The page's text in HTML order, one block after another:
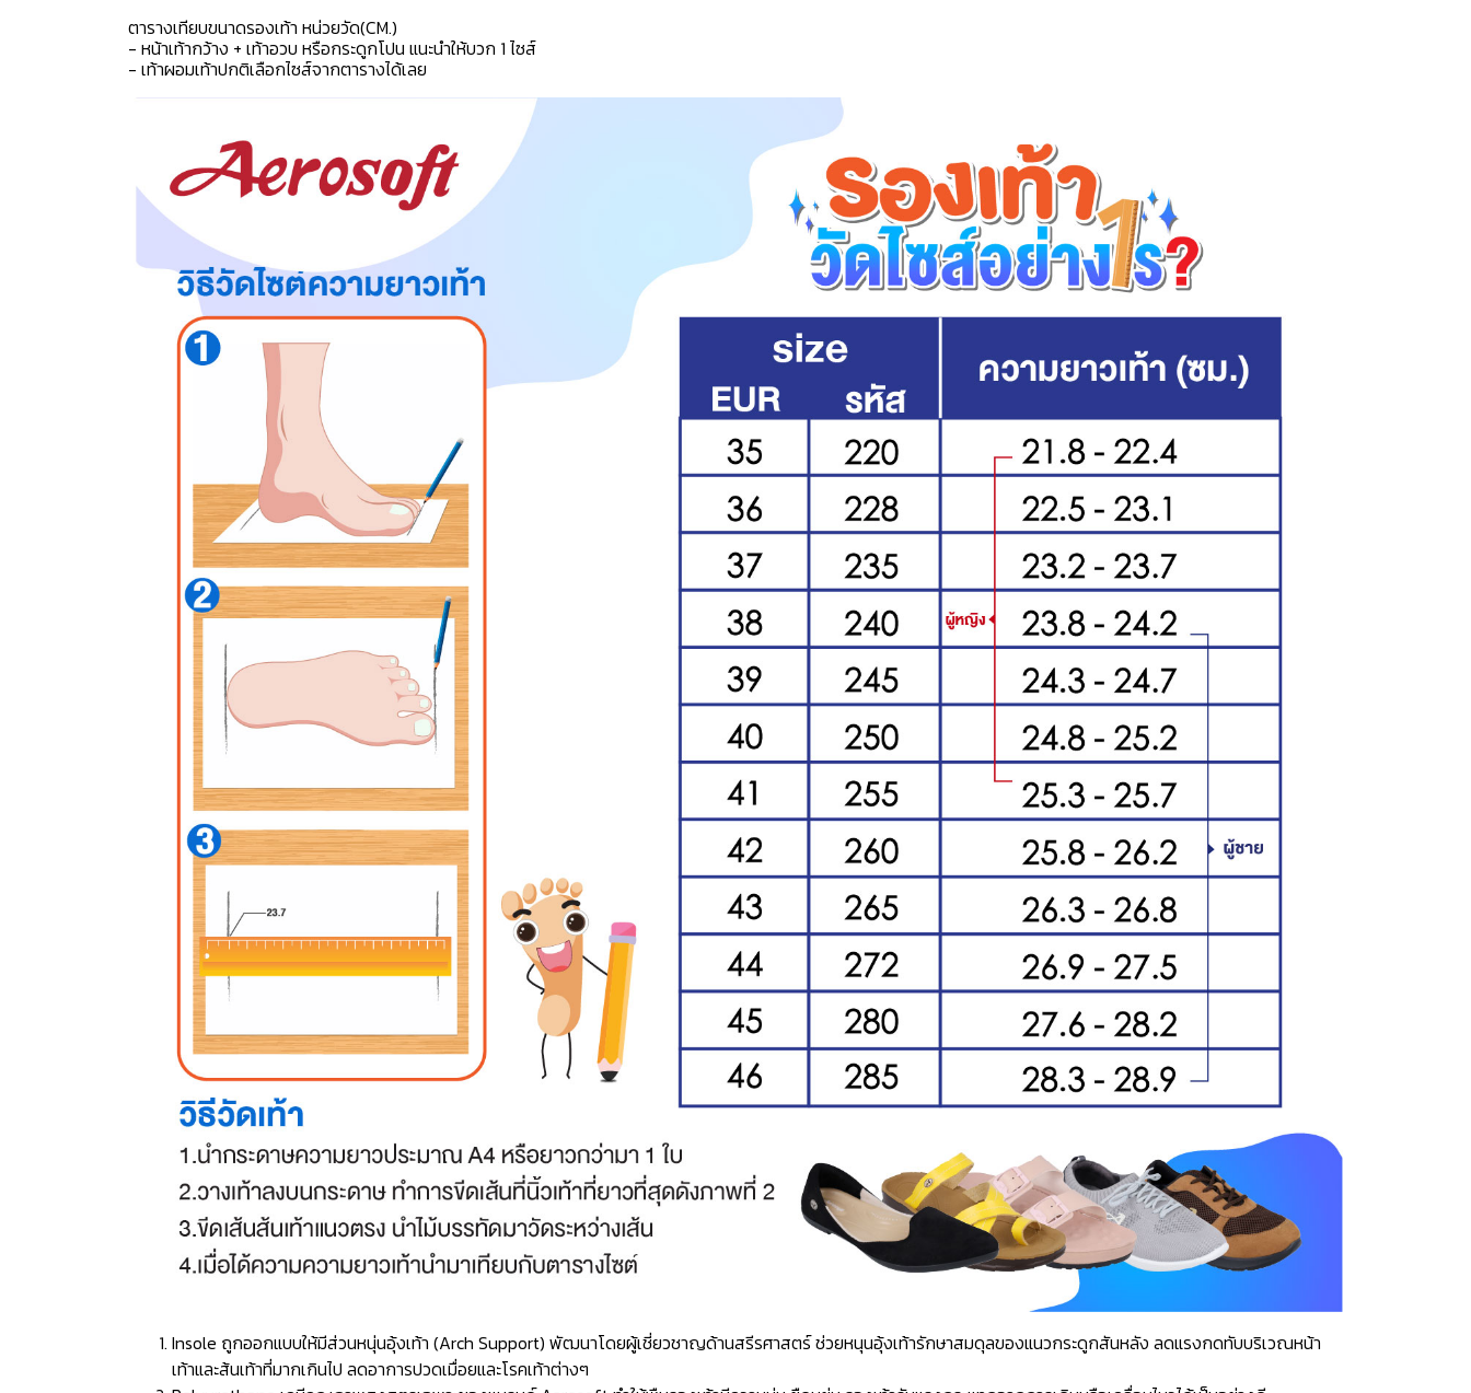
ตารางเทียบขนาดรองเท้า หน่วยวัด(CM.)
- หน้าเท้ากว้าง + เท้าอวบ หรือกระดูกโปน แนะนำให้บวก 1 ไซส์
- เท้าผอมเท้าปกติเลือกไซส์จากตารางได้เลย
Insole ถูกออกแบบให้มีส่วนหนุ่นอุ้งเท้า (Arch Support) พัฒนาโดยผู้เชี่ยวชาญด้านสรีรศาสตร์ ช่วยหนุนอุ้งเท้ารักษาสมดุลของแนวกระดูกสันหลัง ลดแรงกดทับบริเวณหน้า
เท้าและส้นเท้าที่มากเกินไป ลดอาการปวดเมื่อยและโรคเท้าต่างๆ